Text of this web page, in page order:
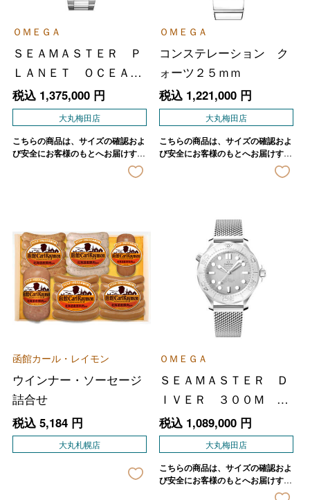
ＯＭＥＧＡ
ＳＥＡＭＡＳＴＥＲ Ｐ
ＬＡＮＥＴ ＯＣＥＡ
Ｎ ６００Ｍ ４２ｍｍ
税込 1,375,000円
大丸梅田店
こちらの商品は、サイズの確認およ
び安全にお客様のもとへお届けする
ため、店舗よりご連絡させていただ
ＯＭＥＧＡ
コンステレーション ク
ォーツ２５ｍｍ
税込 1,221,000円
大丸梅田店
こちらの商品は、サイズの確認およ
び安全にお客様のもとへお届けする
ため、店舗よりご連絡させていただ
函館カール・レイモン
ウインナー・ソーセージ
詰合せ
税込 5,184円
大丸札幌店
ＯＭＥＧＡ
ＳＥＡＭＡＳＴＥＲ Ｄ
ＩＶＥＲ ３００Ｍ コ
ーアクシャル マスタ
ー クロノメーター ４
２ｍｍ
税込 1,089,000円
大丸梅田店
こちらの商品は、サイズの確認およ
び安全にお客様のもとへお届けする
ため、店舗よりご連絡させていただ